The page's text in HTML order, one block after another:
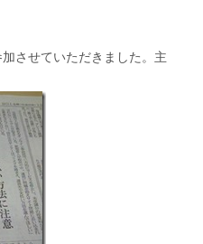
させていただきました。主